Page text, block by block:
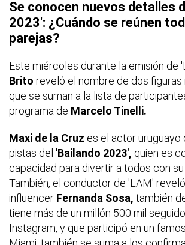
Se conocen nuevos detalles
2023': ¿Cuándo se reúnen
parejas?
Este miércoles durante la emisión de
Brito reveló el nombre de dos figuras
que se suman a la lista de
programa de Marcelo Tinelli.
Maxi de la Cruz es el actor uruguayo
pistas del 'Bailando 2023', quien es
capacidad para divertir a todos con su
También, el conductor de 'LAM'
influencer Fernanda Sosa, también
tiene más de un millón 500 mil
Instagram, y que participó en un